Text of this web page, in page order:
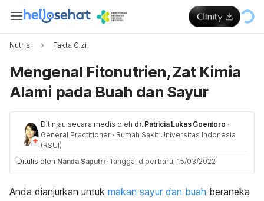
Nutrisi Fakta Gizi
Mengenal Fitonutrien, Zat Kimia
Alami pada Buah dan Sayur
Ditinjau secara medis oleh dr. Patricia Lukas Goentoro ·
General Practitioner · Rumah Sakit Universitas Indonesia
(RSUI)
Ditulis oleh Nanda Saputri · Tanggal diperbarui 15/03/2022
Anda dianjurkan untuk makan sayur dan buah beraneka